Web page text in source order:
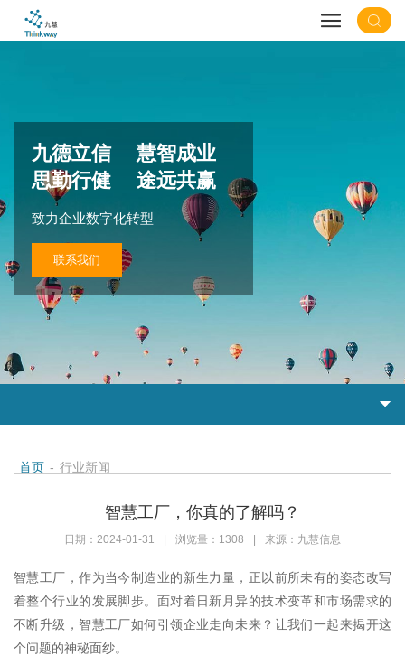
九德立信 慧智成业
思勤行健 途远共赢
致力企业数字化转型
联系我们
首页 - 行业新闻
智慧工厂，你真的了解吗？
日期：2024-01-31 浏览量：1308 来源：九慧信息
智慧工厂，作为当今制造业的新生力量，正以前所未有的姿态改写
着整个行业的发展脚步。面对着日新月异的技术变革和市场需求的
不断升级，智慧工厂如何引领企业走向未来？让我们一起来揭开这
个问题的神秘面纱。